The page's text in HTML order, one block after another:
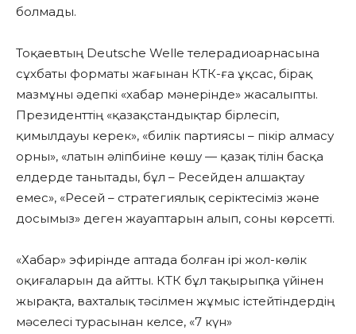
болмады.
Тоқаевтың Deutsche Welle телерадиоарнасына
сұхбаты форматы жағынан КТК-ға ұқсас, бірақ
мазмұны әдепкі «хабар мәнерінде» жасалыпты.
Президенттің «қазақстандықтар бірлесіп,
қимылдауы керек», «билік партиясы – пікір алмасу
орны», «латын әліпбиіне көшу — қазақ тілін басқа
елдерде танытады, бұл – Ресейден алшақтау
емес», «Ресей – стратегиялық серіктесіміз және
досымыз» деген жауаптарын алып, соны көрсетті.
«Хабар» эфирінде аптада болған ірі жол-көлік
оқиғаларын да айтты. КТК бұл тақырыпқа үйінен
жырақта, вахталық тәсілмен жұмыс істейтіндердің
мәселесі турасынан келсе, «7 күн»